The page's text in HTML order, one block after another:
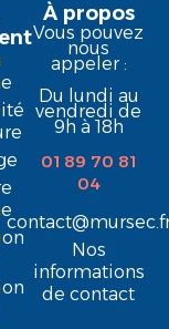
À propos
Vous pouvez
nous
appeler :
Du lundi au
vendredi de
9h à 18h
01 89 70 81
04
Nos
informations
de contact